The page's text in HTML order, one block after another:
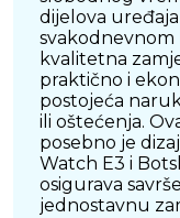
dijelova
svakodnevnom
kvalitetna
praktično i
postojeća
ili oštećenja.
posebno je
Watch E3 i
osigurava
jednostavnu